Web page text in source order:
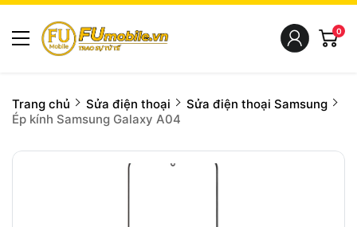
0
Trang chủ Sửa điện thoại
Sửa điện thoại Samsung
Ép kính Samsung Galaxy A04